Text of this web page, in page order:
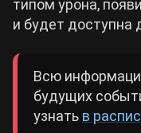
Roblox
Cyberpunk 2077
типом урона,
и будет доступна
Всю
будущих
узнать в